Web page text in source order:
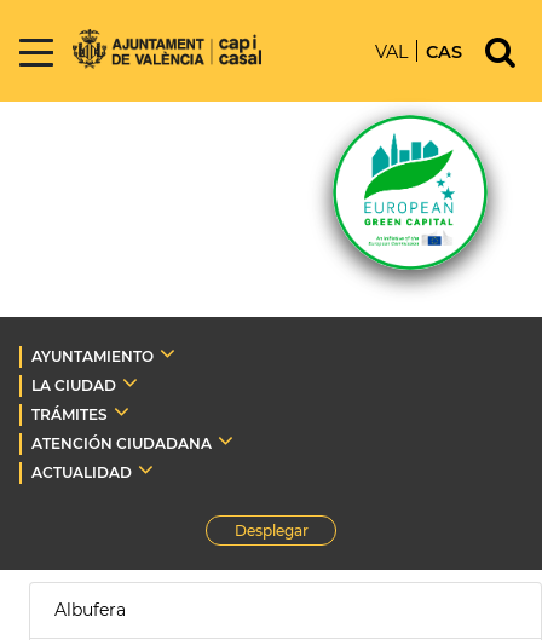
VAL CAS
AYUNTAMIENTO
LA CIUDAD
TRÁMITES
ATENCIÓN CIUDADANA
ACTUALIDAD
Desplegar
Albufera